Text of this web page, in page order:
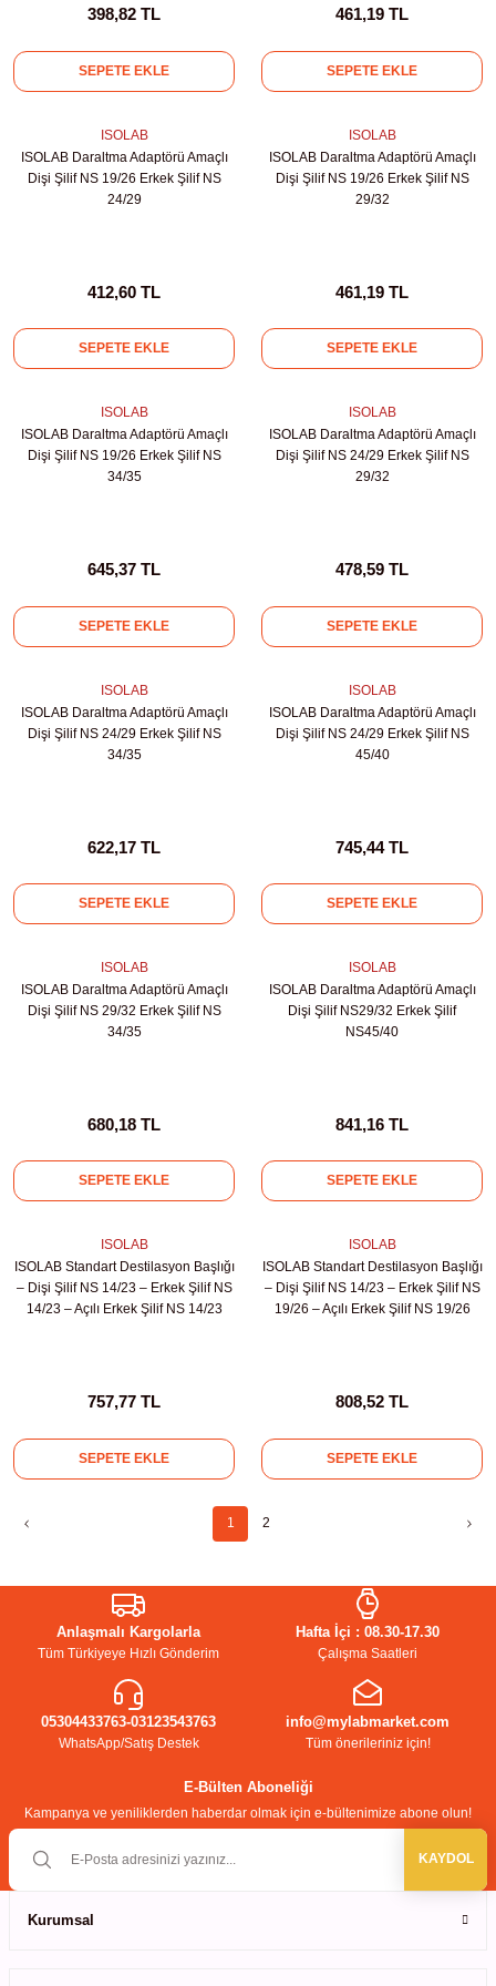
398,82 TL
SEPETE EKLE
461,19 TL
SEPETE EKLE
ISOLAB
ISOLAB Daraltma Adaptörü Amaçlı
Dişi Şilif NS 19/26 Erkek Şilif NS
24/29
412,60 TL
SEPETE EKLE
ISOLAB
ISOLAB Daraltma Adaptörü Amaçlı
Dişi Şilif NS 19/26 Erkek Şilif NS
29/32
461,19 TL
SEPETE EKLE
ISOLAB
ISOLAB Daraltma Adaptörü Amaçlı
Dişi Şilif NS 19/26 Erkek Şilif NS
34/35
645,37 TL
SEPETE EKLE
ISOLAB
ISOLAB Daraltma Adaptörü Amaçlı
Dişi Şilif NS 24/29 Erkek Şilif NS
29/32
478,59 TL
SEPETE EKLE
ISOLAB
ISOLAB Daraltma Adaptörü Amaçlı
Dişi Şilif NS 24/29 Erkek Şilif NS
34/35
622,17 TL
SEPETE EKLE
ISOLAB
ISOLAB Daraltma Adaptörü Amaçlı
Dişi Şilif NS 24/29 Erkek Şilif NS
45/40
745,44 TL
SEPETE EKLE
ISOLAB
ISOLAB Daraltma Adaptörü Amaçlı
Dişi Şilif NS 29/32 Erkek Şilif NS
34/35
680,18 TL
SEPETE EKLE
ISOLAB
ISOLAB Daraltma Adaptörü Amaçlı
Dişi Şilif NS29/32 Erkek Şilif
NS45/40
841,16 TL
SEPETE EKLE
ISOLAB
ISOLAB Standart Destilasyon Başlığı
– Dişi Şilif NS 14/23 – Erkek Şilif NS
14/23 – Açılı Erkek Şilif NS 14/23
757,77 TL
SEPETE EKLE
ISOLAB
ISOLAB Standart Destilasyon Başlığı
– Dişi Şilif NS 14/23 – Erkek Şilif NS
19/26 – Açılı Erkek Şilif NS 19/26
808,52 TL
SEPETE EKLE
1 2
Anlaşmalı Kargolarla
Tüm Türkiyeye Hızlı Gönderim
Hafta İçi : 08.30-17.30
Çalışma Saatleri
05304433763-03123543763
WhatsApp/Satış Destek
info@mylabmarket.com
Tüm önerileriniz için!
E-Bülten Aboneliği
Kampanya ve yeniliklerden haberdar olmak için e-bültenimize abone olun!
KAYDOL
Kurumsal